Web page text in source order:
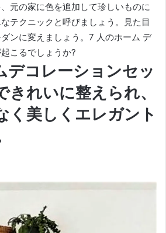
元の家に色を追加して珍しいものに
テクニックと呼びましょう。
見た目
ンに変えましょう。 7 人のホーム デ
こるでしょうか?
デコレーションセッ
きれいに整えられ、
く美しくエレガント